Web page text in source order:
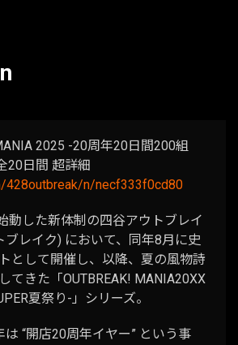
2025 -20周年20日間200組
20日間 超詳細
428outbreak/n/necf333f0cd80
動した新体制の四谷アウトブレイ
ブレイク) において、同年8月に史
として開催し、以降、夏の風物詩
てきた「OUTBREAK! MANIA20XX
夏祭り-」シリーズ。
“開店20周年イヤー” という事